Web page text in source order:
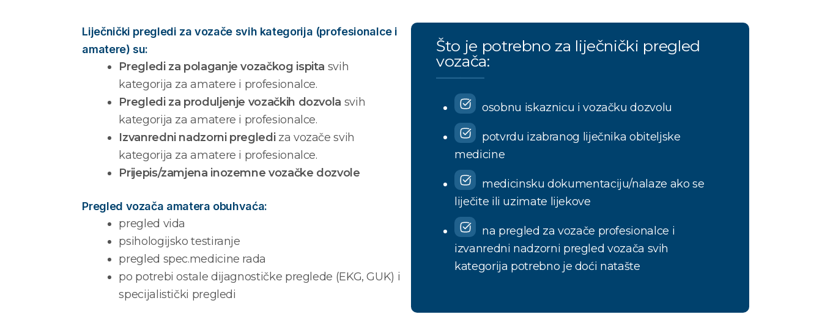
Liječnički pregledi za vozače svih kategorija (profesionalce i
amatere) su:
Pregledi za polaganje vozačkog ispita svih
kategorija za amatere i profesionalce.
Pregledi za produljenje vozačkih dozvola svih
kategorija za amatere i profesionalce.
Izvanredni nadzorni preglediza vozače svih
kategorija za amatere i profesionalce.
Prijepis/zamjena inozemne vozačke dozvole
Pregled vozača amatera obuhvaća:
pregled vida
psihologijsko testiranje
pregled spec.medicine rada
po potrebi ostale dijagnostičke preglede (EKG, GUK) i
specijalistički pregledi
Što je potrebno za liječnički pregled
vozača:
osobnu iskaznicu i vozačku dozvolu
potvrdu izabranog liječnika obiteljske
medicine
medicinsku dokumentaciju/nalaze ako se
liječite ili uzimate lijekove
na pregled za vozače profesionalce i
izvanredni nadzorni pregled vozača svih
kategorija potrebno je doći natašte